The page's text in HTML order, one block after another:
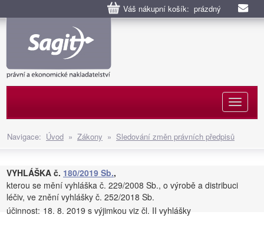
Váš nákupní košík: prázdný
Navigace: Úvod » Zákony » Sledování změn právních předpisů
VYHLÁŠKA č. 180/2019 Sb.,
kterou se mění vyhláška č. 229/2008 Sb., o výrobě a distribuci
léčiv, ve znění vyhlášky č. 252/2018 Sb.
účinnost: 18. 8. 2019 s výjimkou viz čl. II vyhlášky